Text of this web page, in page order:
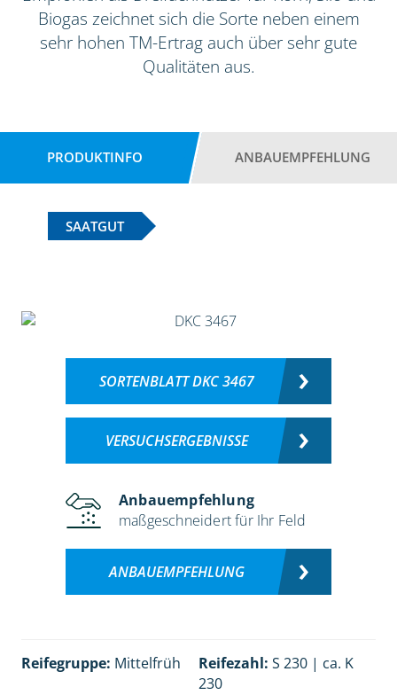
Biogas zeichnet sich die Sorte neben einem
sehr hohen TM-Ertrag auch über sehr gute
Qualitäten aus.
PRODUKTINFO ANBAUEMPFEHLUNG
SAATGUT
SORTENBLATT DKC 3467
VERSUCHSERGEBNISSE
Anbauempfehlung
maßgeschneidert für Ihr Feld
ANBAUEMPFEHLUNG
Reifegruppe: Mittelfrüh Reifezahl: S 230 | ca. K
230